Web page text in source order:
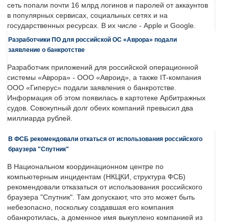
сеть попали почти 16 млрд логинов и паролей от аккаунтов
в популярных сервисах, социальных сетях и на
государственных ресурсах. В их числе - Apple и Google.
Разработчики ПО для российской ОС «Аврора» подали
заявление о банкротстве
Разработчик приложений для российской операционной
системы «Аврора» - ООО «Авроид», а также IT-компания
ООО «Гиперус» подали заявления о банкротстве.
Информация об этом появилась в картотеке Арбитражных
судов. Совокупный долг обеих компаний превысил два
миллиарда рублей.
В ФСБ рекомендовали откаться от использования российского
браузера "Спутник"
В Национальном координационном центре по
компьютерным инцидентам (НКЦКИ, структура ФСБ)
рекомендовали отказаться от использования российского
браузера "Спутник". Там допускают, что это может быть
небезопасно, поскольку создавшая его компания
обанкротилась, а доменное имя выкуплено компанией из